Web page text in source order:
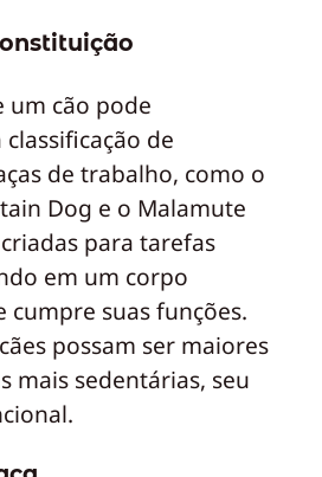
um cão pode
de
de trabalho, como o
Dog e o Malamute
para tarefas
em um corpo
cumpre suas funções.
possam ser maiores
mais sedentárias, seu